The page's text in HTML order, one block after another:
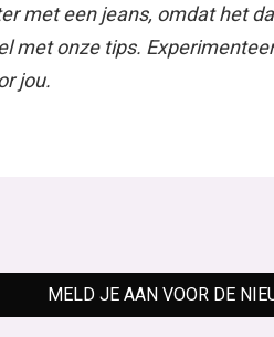
met een jeans, omdat het
met onze tips.
jou.
MELD JE AAN VOOR DE